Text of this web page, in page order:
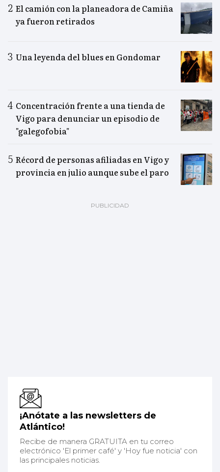
El camión con la planeadora de Camiña
ya fueron retirados
Una leyenda del blues en Gondomar
Concentración frente a una tienda de
Vigo para denunciar un episodio de
"galegofobia"
Récord de personas afiliadas en Vigo y
provincia en julio aunque sube el paro
¡Anótate a las newsletters de
Atlántico!
Recibe de manera GRATUITA en tu correo
electrónico 'El primer café' y 'Hoy fue noticia' con
las principales noticias.